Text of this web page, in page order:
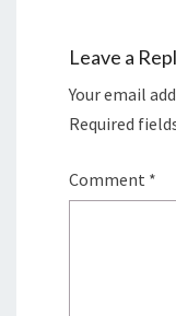
Leave a
Your email
Required
Comment *